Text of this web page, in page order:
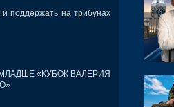
поддержать на трибунах
«КУБОК ВАЛЕРИЯ